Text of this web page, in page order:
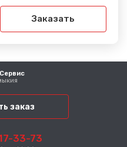
Заказать
заказ
33-73